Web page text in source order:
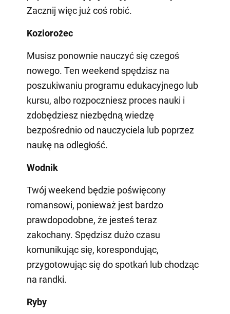
Zacznij więc już coś robić.
Koziorożec
Musisz ponownie nauczyć się czegoś
nowego. Ten weekend spędzisz na
poszukiwaniu programu edukacyjnego lub
kursu, albo rozpoczniesz proces nauki i
zdobędziesz niezbędną wiedzę
bezpośrednio od nauczyciela lub poprzez
naukę na odległość.
Wodnik
Twój weekend będzie poświęcony
romansowi, ponieważ jest bardzo
prawdopodobne, że jesteś teraz
zakochany. Spędzisz dużo czasu
komunikując się, korespondując,
przygotowując się do spotkań lub chodząc
na randki.
Ryby